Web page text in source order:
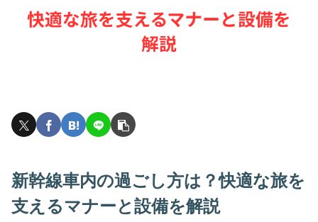
新幹線車内の過ごし方は？快適な旅を
支えるマナーと設備を解説